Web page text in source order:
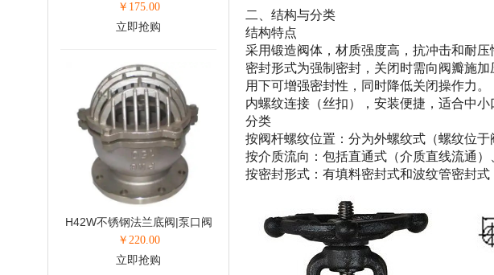
二、结构与分类
结构特点
采用锻造阀体，材质强度高，抗冲击和耐压
密封形式为强制密封，关闭时需向阀瓣施
用下可增强密封性，同时降低关闭操作力。
内螺纹连接（丝扣），安装便捷，适合中
分类
按阀杆螺纹位置：分为外螺纹式（螺纹位
按介质流向：包括直通式（介质直线流通
按密封形式：有填料密封式和波纹管密封
￥ 175.00
立即抢购
H42W不锈钢法兰底阀|泵口阀
￥ 220.00
立即抢购